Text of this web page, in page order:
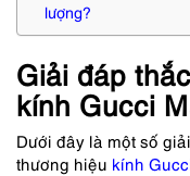
lượng?
Giải đáp
kính Gucci
Dưới đây là một số
thương hiệu kính